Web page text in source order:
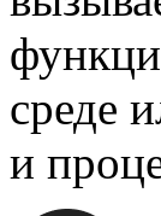
среде
и